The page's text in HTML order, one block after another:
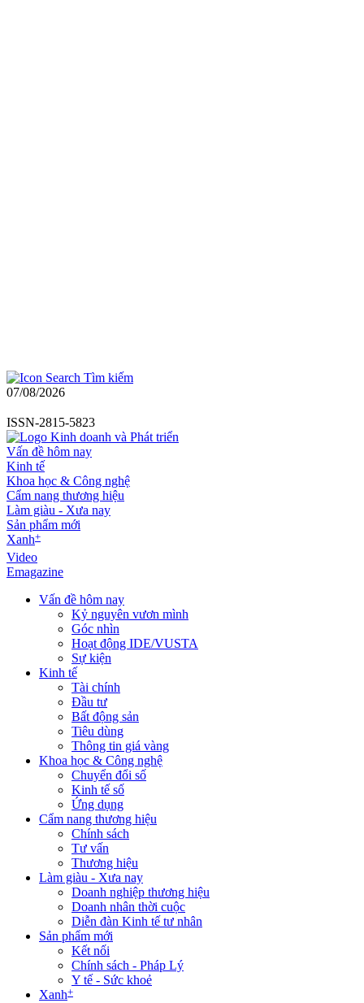
Tìm kiếm
07/08/2026
ISSN-2815-5823
Vấn đề hôm nay
Kinh tế
Khoa học & Công nghệ
Cẩm nang thương hiệu
Làm giàu - Xưa nay
Sản phẩm mới
Xanh+
Video
Emagazine
Vấn đề hôm nay
Kỷ nguyên vươn mình
Góc nhìn
Hoạt động IDE/VUSTA
Sự kiện
Kinh tế
Tài chính
Đầu tư
Bất động sản
Tiêu dùng
Thông tin giá vàng
Khoa học & Công nghệ
Chuyển đổi số
Kinh tế số
Ứng dụng
Cẩm nang thương hiệu
Chính sách
Tư vấn
Thương hiệu
Làm giàu - Xưa nay
Doanh nghiệp thương hiệu
Doanh nhân thời cuộc
Diễn đàn Kinh tế tư nhân
Sản phẩm mới
Kết nối
Chính sách - Pháp Lý
Y tế - Sức khoẻ
Xanh+